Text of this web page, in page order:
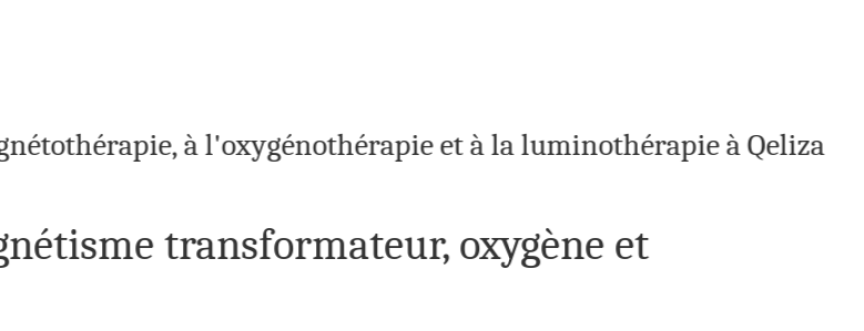
à l'oxygénothérapie et à la luminothérapie à Qeliza
transformateur, oxygène et